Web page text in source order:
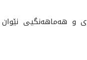
و هه‌ماهه‌نگيى